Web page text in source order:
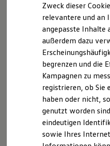
Kaufoptionen
E-Auto-
Software und
Die ID.
ID. Software
Digitale Extras
Schnittstellen
Hybridautos
Marke und Erlebnis
Volkswagen R und
R-Modelle
R Experience
Driving Experience
Volkswagen
Der T-Cross
Wendig, flexibel,
T‑Cross.
Zweck dieser
relevantere und an
angepasste Inhalte
außerdem dazu
begrenzen und die
Kampagnen zu
registrieren, ob Sie
haben oder nicht,
genutzt worden
eindeutigen
sowie Ihres